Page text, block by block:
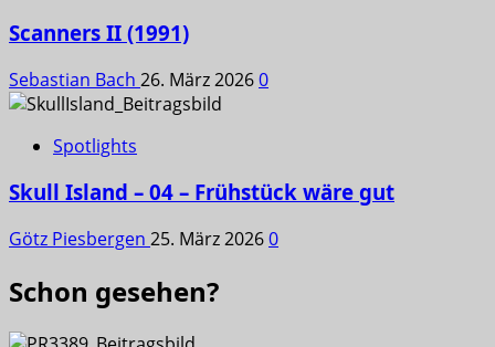
Scanners II (1991)
Sebastian Bach 26. März 20260
Spotlights
Skull Island – 04 – Frühstück wäre gut
Götz Piesbergen 25. März 20260
Schon gesehen?